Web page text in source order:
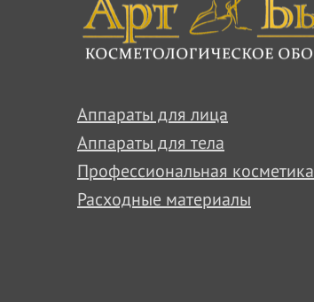
Аппараты для лица
Аппараты для тела
Профессиональная косметика
Расходные материалы